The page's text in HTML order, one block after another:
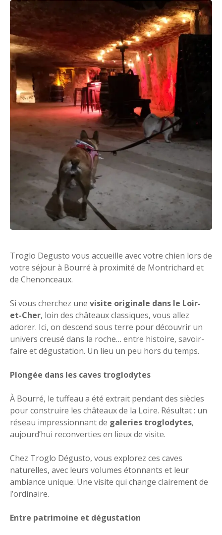
Troglo Degusto vous accueille avec votre chien lors de
votre séjour à Bourré à proximité de Montrichard et
de Chenonceaux.
Si vous cherchez une visite originale dans le Loir-
et-Cher, loin des châteaux classiques, vous allez
adorer. Ici, on descend sous terre pour découvrir un
univers creusé dans la roche… entre histoire, savoir-
faire et dégustation. Un lieu un peu hors du temps.
Plongée dans les caves troglodytes
À Bourré, le tuffeau a été extrait pendant des siècles
pour construire les châteaux de la Loire. Résultat : un
réseau impressionnant de galeries troglodytes,
aujourd’hui reconverties en lieux de visite.
Chez Troglo Dégusto, vous explorez ces caves
naturelles, avec leurs volumes étonnants et leur
ambiance unique. Une visite qui change clairement de
l’ordinaire.
Entre patrimoine et dégustation